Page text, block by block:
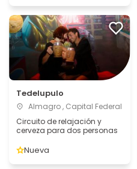
Tedelupulo
Almagro , Capital Federal
Circuito de relajación y
cerveza para dos personas
Nueva